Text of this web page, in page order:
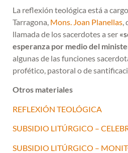
La reflexión teológica está a
Tarragona, Mons. Joan Planellas,
llamada de los sacerdotes a ser
esperanza por medio del
algunas de las funciones
profético, pastoral o de
Otros materiales
REFLEXIÓN TEOLÓGICA
SUBSIDIO LITÚRGICO –
SUBSIDIO LITÚRGICO –